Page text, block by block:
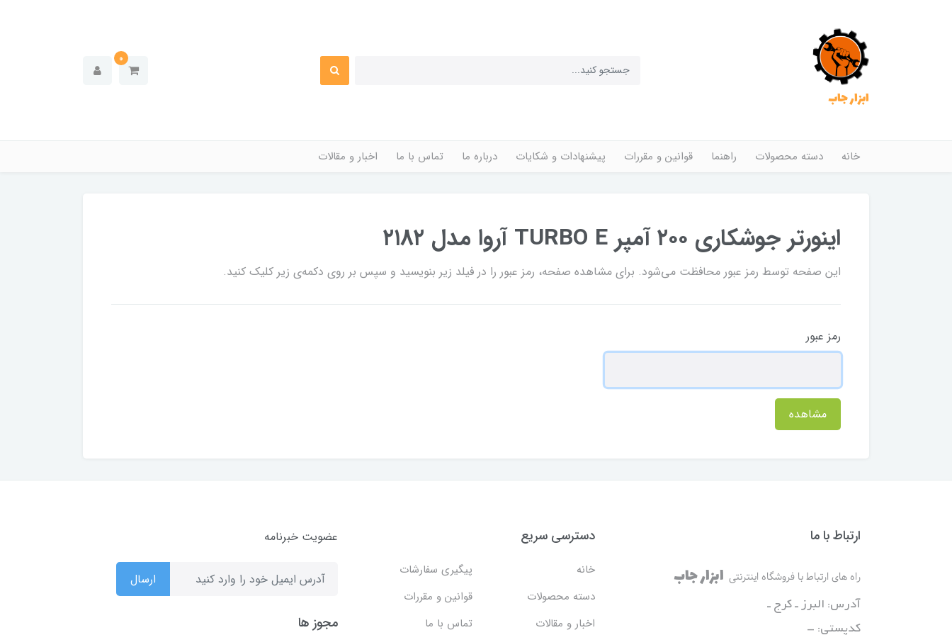
ابزار جاب
0
خانه دسته محصولات راهنما قوانین و مقررات پیشنهادات و شکایات درباره ما تماس با ما اخبار و مقالات
اینورتر جوشکاری ۲۰۰ آمپر TURBO E آروا مدل ۲۱۸۲
این صفحه توسط رمز عبور محافظت می‌شود. برای مشاهده صفحه، رمز عبور را در فیلد زیر بنویسید و سپس بر روی دکمه‌ی زیر کلیک کنید.
رمز عبور
مشاهده
ارتباط با ما
راه های ارتباط با فروشگاه اینترنتی ابزار جاب
آدرس: البرز ـ کرج ـ
کدپستی: -
دسترسی سریع
خانه
پیگیری سفارشات
دسته محصولات
قوانین و مقررات
اخبار و مقالات
تماس با ما
عضویت خبرنامه
ارسال
مجوز ها